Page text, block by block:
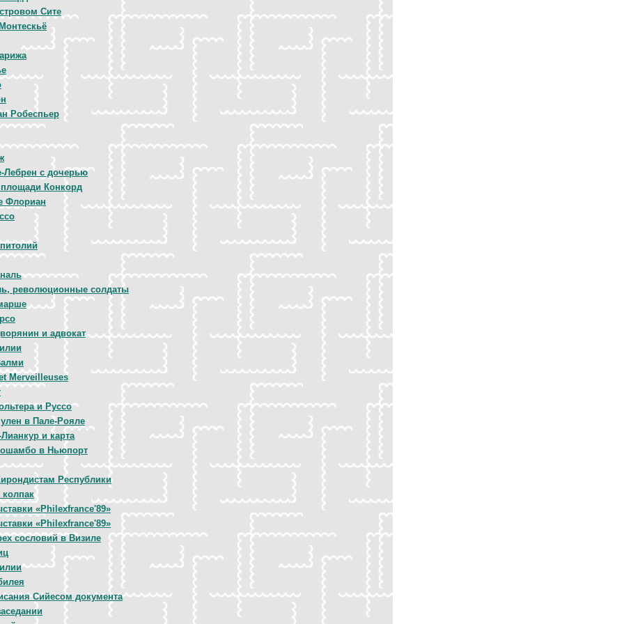
Сите
Робеспьер
Лебрен с дочерью
Конкорд
Флориан
революционные солдаты
и адвокат
Merveilleuses
и Руссо
в Пале-Рояле
и карта
в Ньюпорт
Республики
«Philexfrance'89»
«Philexfrance'89»
сословий в Визиле
Сийесом документа